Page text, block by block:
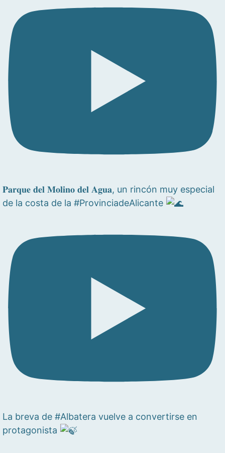
𝐏𝐚𝐫𝐪𝐮𝐞 𝐝𝐞𝐥 𝐌𝐨𝐥𝐢𝐧𝐨 𝐝𝐞𝐥 𝐀𝐠𝐮𝐚, un rincón muy especial
de la costa de la #ProvinciadeAlicante
La breva de #Albatera vuelve a convertirse en
protagonista